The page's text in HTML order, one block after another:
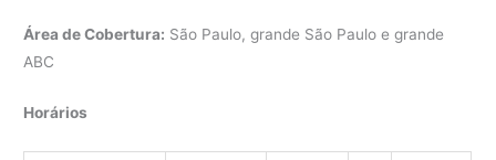
Área de Cobertura: São Paulo, grande São Paulo e grande
ABC
Horários